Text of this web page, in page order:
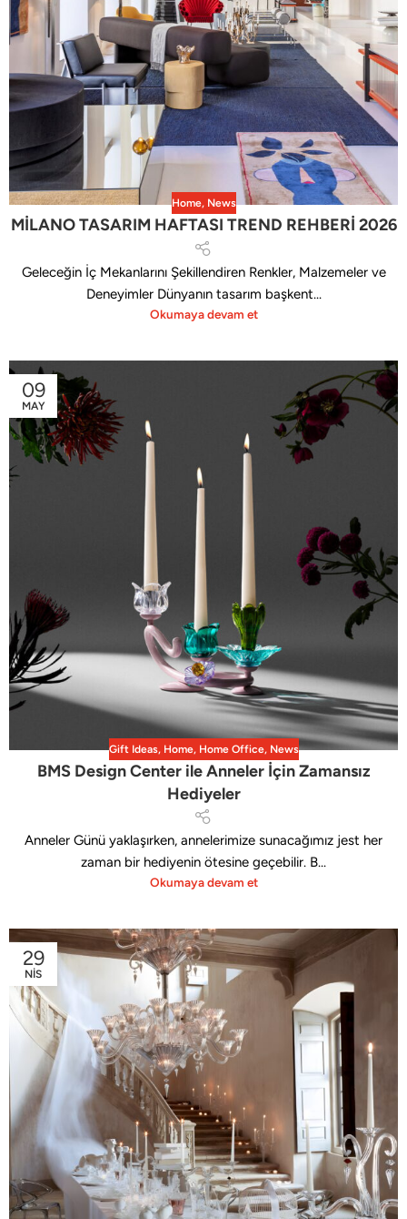
Home, News
MİLANO TASARIM HAFTASI TREND REHBERİ 2026
Geleceğin İç Mekanlarını Şekillendiren Renkler, Malzemeler ve
Deneyimler Dünyanın tasarım başkent...
Okumaya devam et
09
MAY
Gift Ideas, Home, Home Office, News
BMS Design Center ile Anneler İçin Zamansız
Hediyeler
Anneler Günü yaklaşırken, annelerimize sunacağımız jest her
zaman bir hediyenin ötesine geçebilir. B...
Okumaya devam et
29
NIS